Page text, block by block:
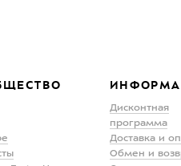
Дисконтная
программа
Доставка и
Обмен и